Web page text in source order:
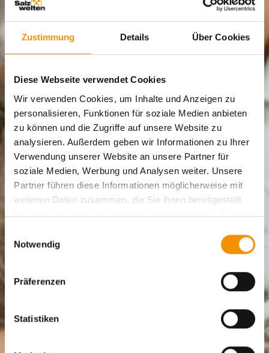
Zustimmung Details Über Cookies
Diese Webseite verwendet Cookies
Wir verwenden Cookies, um Inhalte und Anzeigen zu
personalisieren, Funktionen für soziale Medien anbieten
zu können und die Zugriffe auf unsere Website zu
analysieren. Außerdem geben wir Informationen zu Ihrer
Verwendung unserer Website an unsere Partner für
soziale Medien, Werbung und Analysen weiter. Unsere
Partner führen diese Informationen möglicherweise mit
weiteren Daten zusammen, die Sie ihnen bereitgestellt
haben oder die sie im Rahmen Ihrer Nutzung der Dienste
Notwendig
Präferenzen
Statistiken